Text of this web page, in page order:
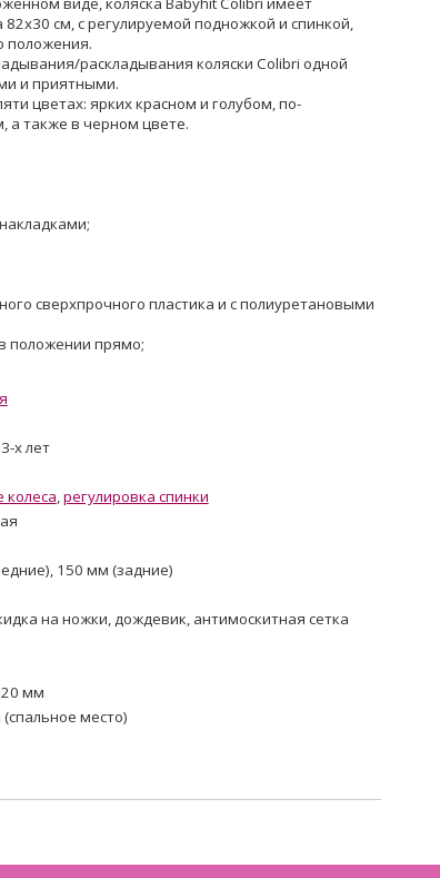
см, с регулируемой подножкой и спинкой,
положения.
раскладывания коляски Colibri одной
и приятными.
цветах: ярких красном и голубом, по-
а также в черном цвете.
сверхпрочного пластика и с полиуретановыми
положении прямо;
х лет
колеса,регулировка спинки
150 мм (задние)
на ножки, дождевик, антимоскитная сетка
мм
место)